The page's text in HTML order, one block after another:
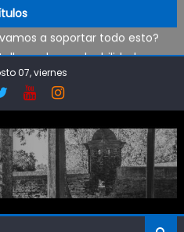
y artes marciales
vamos a soportar todo esto?
de empleabilidad a
a la Policía Bonaerense
07, viernes